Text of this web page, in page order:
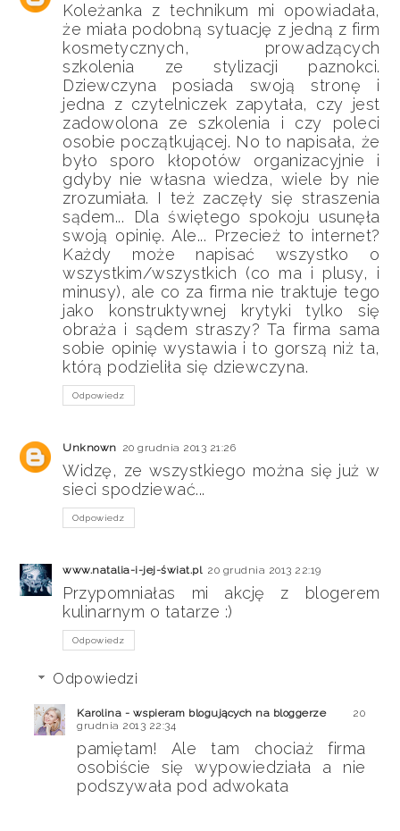
Koleżanka z technikum mi opowiadała,
że miała podobną sytuację z jedną z firm
kosmetycznych, prowadzących
szkolenia ze stylizacji paznokci.
Dziewczyna posiada swoją stronę i
jedna z czytelniczek zapytała, czy jest
zadowolona ze szkolenia i czy poleci
osobie początkującej. No to napisała, że
było sporo kłopotów organizacyjnie i
gdyby nie własna wiedza, wiele by nie
zrozumiała. I też zaczęły się straszenia
sądem... Dla świętego spokoju usunęła
swoją opinię. Ale... Przecież to internet?
Każdy może napisać wszystko o
wszystkim/wszystkich (co ma i plusy, i
minusy), ale co za firma nie traktuje tego
jako konstruktywnej krytyki tylko się
obraża i sądem straszy? Ta firma sama
sobie opinię wystawia i to gorszą niż ta,
którą podzieliła się dziewczyna.
Odpowiedz
Unknown 20 grudnia 2013 21:26
Widzę, ze wszystkiego można się już w
sieci spodziewać...
Odpowiedz
www.natalia-i-jej-świat.pl 20 grudnia 2013 22:19
Przypomniałas mi akcję z blogerem
kulinarnym o tatarze :)
Odpowiedz
Odpowiedzi
Karolina - wspieram blogujących na bloggerze
20
grudnia 2013 22:34
pamiętam! Ale tam chociaż firma
osobiście się wypowiedziała a nie
podszywała pod adwokata